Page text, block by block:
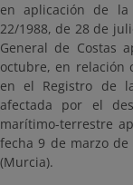
en aplicación de
22/1988, de 28 de
General de Costas
octubre, en relación
en el Registro de
afectada por el
marítimo-terrestre
fecha 9 de marzo
(Murcia).